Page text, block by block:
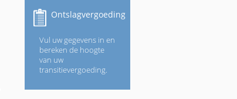
Ontslagvergoeding
Vul uw gegevens in en
bereken de hoogte
van uw
transitievergoeding.